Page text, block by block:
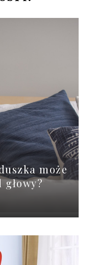
może